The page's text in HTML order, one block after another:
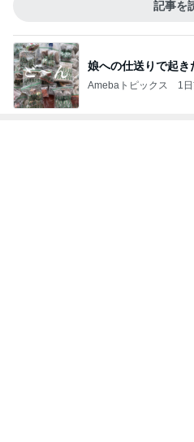
記事を
娘への仕送りで起き
Amebaトピックス 1